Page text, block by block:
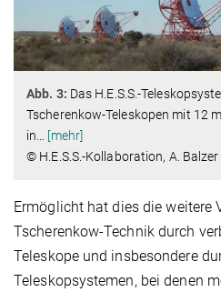
Abb. 3: Das H.E.S.S.-
Tscherenkow-Teleskopen mit 12
in
[mehr]
© H.E.S.S.-Kollaboration, A. Balzer
Ermöglicht hat dies die weitere
Tscherenkow-Technik durch
Teleskope und insbesondere
Teleskopsystemen, bei denen